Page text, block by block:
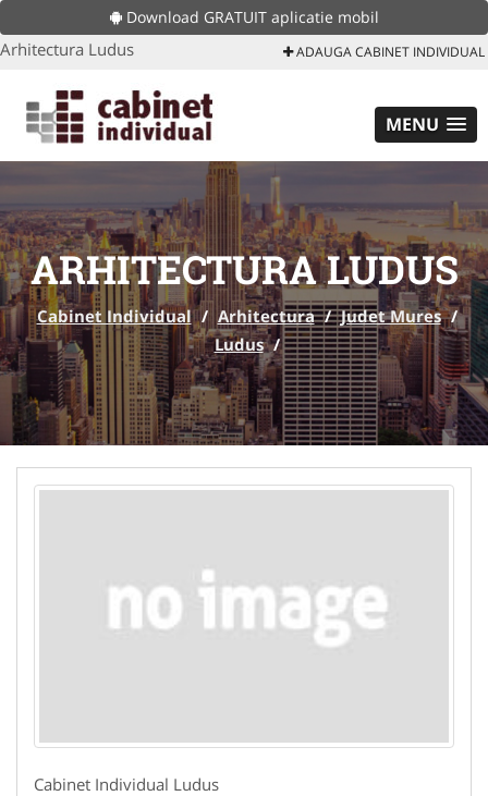
Download GRATUIT aplicatie mobil
Arhitectura Ludus ADAUGA CABINET INDIVIDUAL
MENU
ARHITECTURA LUDUS
Cabinet Individual / Arhitectura / Judet Mures /
Ludus /
Cabinet Individual Ludus